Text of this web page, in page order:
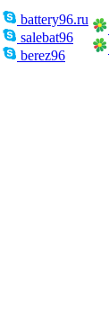
battery96.ru
salebat96
berez96